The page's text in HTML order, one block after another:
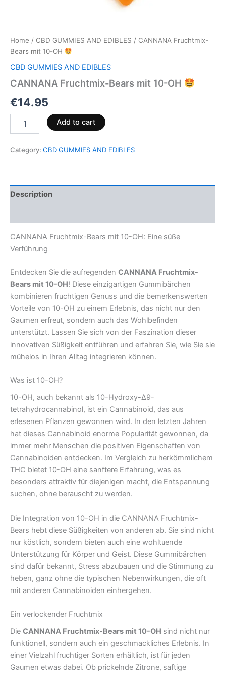
Home / CBD GUMMIES AND EDIBLES / CANNANA Fruchtmix-
Bears mit 10-OH
CBD GUMMIES AND EDIBLES
CANNANA Fruchtmix-Bears mit 10-OH
€14.95
Add to cart
Category: CBD GUMMIES AND EDIBLES
Description
CANNANA Fruchtmix-Bears mit 10-OH: Eine süße
Verführung
Entdecken Sie die aufregenden CANNANA Fruchtmix-
Bears mit 10-OH! Diese einzigartigen Gummibärchen
kombinieren fruchtigen Genuss und die bemerkenswerten
Vorteile von 10-OH zu einem Erlebnis, das nicht nur den
Gaumen erfreut, sondern auch das Wohlbefinden
unterstützt. Lassen Sie sich von der Faszination dieser
innovativen Süßigkeit entführen und erfahren Sie, wie Sie sie
mühelos in Ihren Alltag integrieren können.
Was ist 10-OH?
10-OH, auch bekannt als 10-Hydroxy-Δ9-
tetrahydrocannabinol, ist ein Cannabinoid, das aus
erlesenen Pflanzen gewonnen wird. In den letzten Jahren
hat dieses Cannabinoid enorme Popularität gewonnen, da
immer mehr Menschen die positiven Eigenschaften von
Cannabinoiden entdecken. Im Vergleich zu herkömmlichem
THC bietet 10-OH eine sanftere Erfahrung, was es
besonders attraktiv für diejenigen macht, die Entspannung
suchen, ohne berauscht zu werden.
Die Integration von 10-OH in die CANNANA Fruchtmix-
Bears hebt diese Süßigkeiten von anderen ab. Sie sind nicht
nur köstlich, sondern bieten auch eine wohltuende
Unterstützung für Körper und Geist. Diese Gummibärchen
sind dafür bekannt, Stress abzubauen und die Stimmung zu
heben, ganz ohne die typischen Nebenwirkungen, die oft
mit anderen Cannabinoiden einhergehen.
Ein verlockender Fruchtmix
Die CANNANA Fruchtmix-Bears mit 10-OH sind nicht nur
funktionell, sondern auch ein geschmackliches Erlebnis. In
einer Vielzahl fruchtiger Sorten erhältlich, ist für jeden
Gaumen etwas dabei. Ob prickelnde Zitrone, saftige